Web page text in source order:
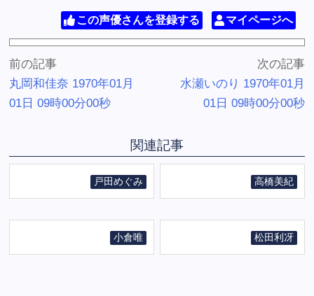
この声優さんを登録する マイページへ
前の記事
丸岡和佳奈 1970年01月
01日 09時00分00秒
次の記事
水瀬いのり 1970年01月
01日 09時00分00秒
関連記事
戸田めぐみ 高橋美紀
小倉唯 松田利冴